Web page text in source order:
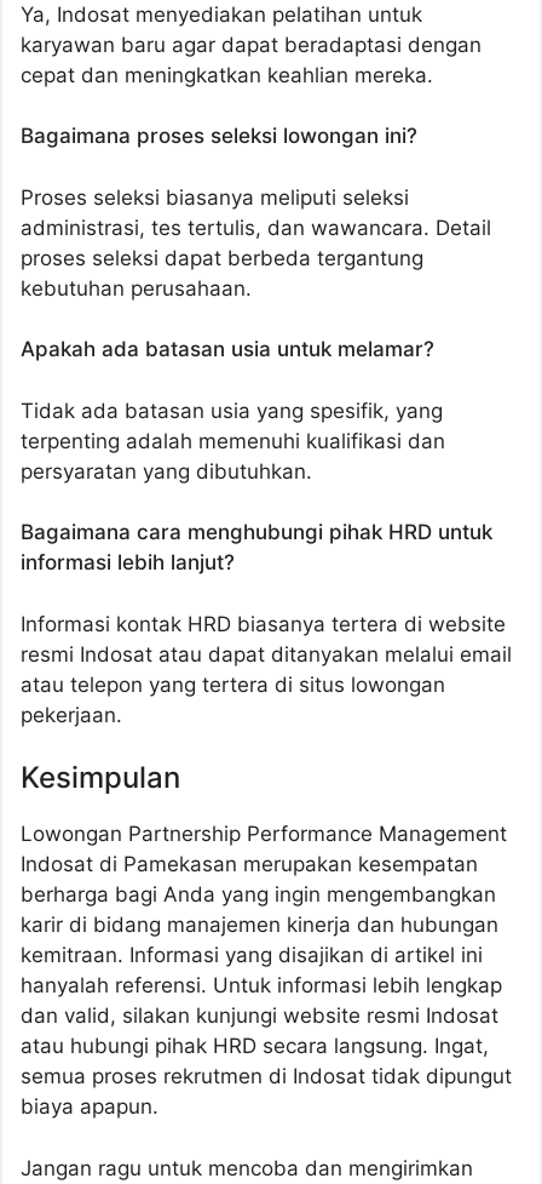
Ya, Indosat menyediakan pelatihan untuk
karyawan baru agar dapat beradaptasi dengan
cepat dan meningkatkan keahlian mereka.
Bagaimana proses seleksi lowongan ini?
Proses seleksi biasanya meliputi seleksi
administrasi, tes tertulis, dan wawancara. Detail
proses seleksi dapat berbeda tergantung
kebutuhan perusahaan.
Apakah ada batasan usia untuk melamar?
Tidak ada batasan usia yang spesifik, yang
terpenting adalah memenuhi kualifikasi dan
persyaratan yang dibutuhkan.
Bagaimana cara menghubungi pihak HRD untuk
informasi lebih lanjut?
Informasi kontak HRD biasanya tertera di website
resmi Indosat atau dapat ditanyakan melalui email
atau telepon yang tertera di situs lowongan
pekerjaan.
Kesimpulan
Lowongan Partnership Performance Management
Indosat di Pamekasan merupakan kesempatan
berharga bagi Anda yang ingin mengembangkan
karir di bidang manajemen kinerja dan hubungan
kemitraan. Informasi yang disajikan di artikel ini
hanyalah referensi. Untuk informasi lebih lengkap
dan valid, silakan kunjungi website resmi Indosat
atau hubungi pihak HRD secara langsung. Ingat,
semua proses rekrutmen di Indosat tidak dipungut
biaya apapun.
Jangan ragu untuk mencoba dan mengirimkan